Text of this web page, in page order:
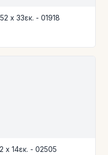
x 33εκ. - 01918
14εκ. - 02505